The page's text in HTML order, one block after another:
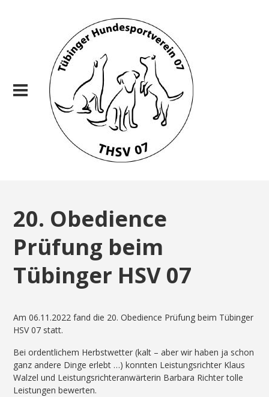
20. Obedience
Prüfung beim
Tübinger HSV 07
Am 06.11.2022 fand die 20. Obedience Prüfung beim Tübinger
HSV 07 statt.
Bei ordentlichem Herbstwetter (kalt – aber wir haben ja schon
ganz andere Dinge erlebt …) konnten Leistungsrichter Klaus
Walzel und Leistungsrichteranwärterin Barbara Richter tolle
Leistungen bewerten.